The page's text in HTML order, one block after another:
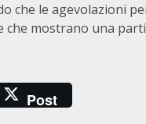
che le agevolazioni
che mostrano una
Post